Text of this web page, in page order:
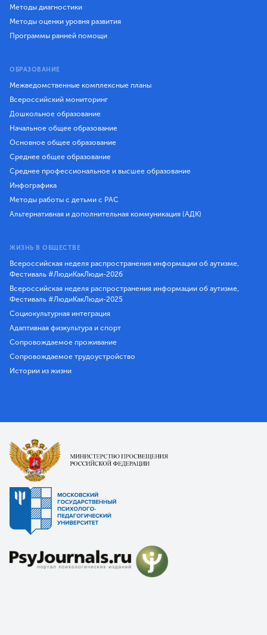
Методы диагностики
Методы оценки уровня развития
Программы ранней помощи
ОБРАЗОВАНИЕ
Межведомственные комплексные планы
Всероссийский мониторинг
Дошкольное образование
Начальное общее образование
Основное общее образование
Среднее общее образование
Среднее профессиональное и высшее образование
Инфографика
Методы работы с детьми с РАС
Альтернативная и дополнительная коммуникация (АДК)
ЖИЗНЬ В ОБЩЕСТВЕ
Всероссийская неделя распространения информации об аутизме,
Фестиваль #ЛюдиКакЛюди-2026
Всероссийская неделя распространения информации об аутизме,
Фестиваль #ЛюдиКакЛюди-2025
Социокультурная интеграция
Адаптивная физкультура и спорт
Сопровождаемое проживание
Сопровождаемое трудоустройство
Истории из жизни